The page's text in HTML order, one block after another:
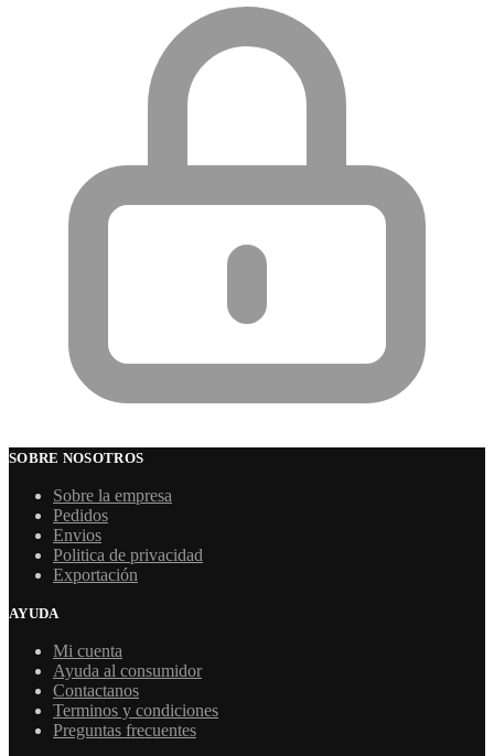
SOBRE NOSOTROS
Sobre la empresa
Pedidos
Envios
Politica de privacidad
Exportación
AYUDA
Mi cuenta
Ayuda al consumidor
Contactanos
Terminos y condiciones
Preguntas frecuentes